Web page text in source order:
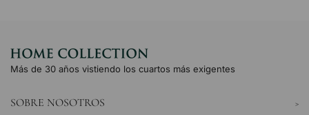
Más de 30 años vistiendo los cuartos más exigentes
SOBRE NOSOTROS